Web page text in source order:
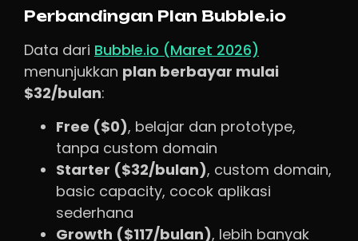
Perbandingan Plan Bubble.io
Data dari Bubble.io (Maret 2026)
menunjukkan plan berbayar mulai
$32/bulan:
Free ($0), belajar dan prototype,
tanpa custom domain
Starter ($32/bulan), custom domain,
basic capacity, cocok aplikasi
sederhana
Growth ($117/bulan), lebih banyak